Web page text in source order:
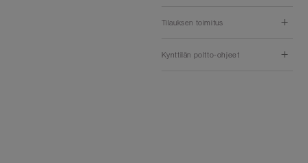
Tilauksen toimitus
Kynttilän poltto-ohjeet